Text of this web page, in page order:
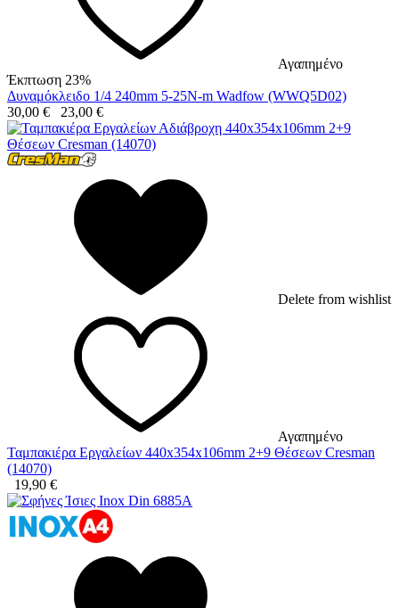
Αγαπημένο
Έκπτωση 23%
Δυναμόκλειδο 1/4 240mm 5-25N-m Wadfow (WWQ5D02)
30,00 € 23,00 €
Delete from wishlist
Αγαπημένο
Ταμπακιέρα Εργαλείων 440x354x106mm 2+9 Θέσεων Cresman
(14070)
19,90 €